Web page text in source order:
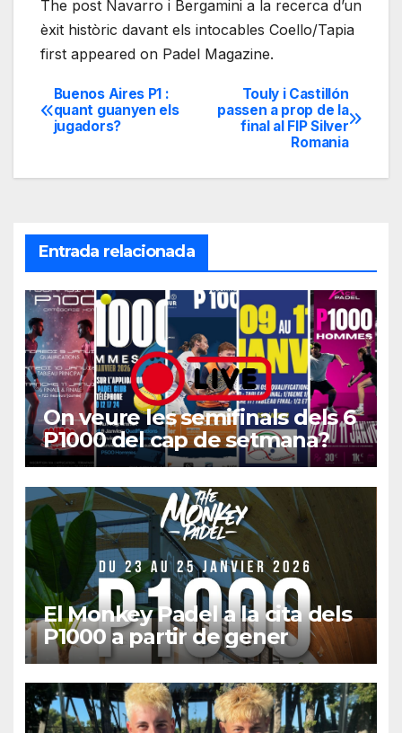
The post Navarro i Bergamini a la recerca d’un
èxit històric davant els intocables Coello/Tapia
first appeared on Padel Magazine.
Navegación
de
entradas
Touly i Castillón
passen a prop de la
final al FIP Silver
Romania
Buenos Aires P1 :
quant guanyen els
jugadors?
Entrada relacionada
On veure les semifinals dels 6
P1000 del cap de setmana?
El Monkey Padel a la cita dels
P1000 a partir de gener